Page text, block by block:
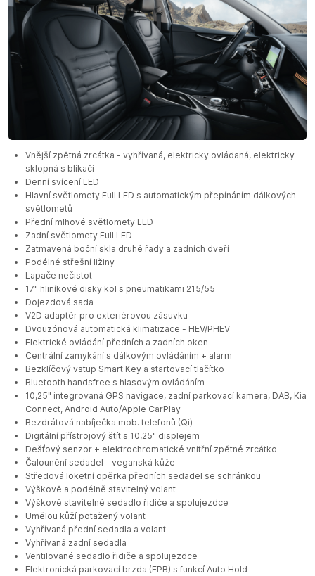
Vnější zpětná zrcátka - vyhřívaná, elektricky ovládaná, elektricky
sklopná s blikači
Denní svícení LED
Hlavní světlomety Full LED s automatickým přepínáním dálkových
světlometů
Přední mlhové světlomety LED
Zadní světlomety Full LED
Zatmavená boční skla druhé řady a zadních dveří
Podélné střešní ližiny
Lapače nečistot
17" hliníkové disky kol s pneumatikami 215/55
Dojezdová sada
V2D adaptér pro exteriérovou zásuvku
Dvouzónová automatická klimatizace - HEV/PHEV
Elektrické ovládání předních a zadních oken
Centrální zamykání s dálkovým ovládáním + alarm
Bezklíčový vstup Smart Key a startovací tlačítko
Bluetooth handsfree s hlasovým ovládáním
10,25" integrovaná GPS navigace, zadní parkovací kamera, DAB, Kia
Connect, Android Auto/Apple CarPlay
Bezdrátová nabíječka mob. telefonů (Qi)
Digitální přístrojový štít s 10,25" displejem
Dešťový senzor + elektrochromatické vnitřní zpětné zrcátko
Čalounění sedadel - veganská kůže
Středová loketní opěrka předních sedadel se schránkou
Výškově a podélně stavitelný volant
Výškově stavitelné sedadlo řidiče a spolujezdce
Umělou kůží potažený volant
Vyhřívaná přední sedadla a volant
Vyhřívaná zadní sedadla
Ventilované sedadlo řidiče a spolujezdce
Elektronická parkovací brzda (EPB) s funkcí Auto Hold